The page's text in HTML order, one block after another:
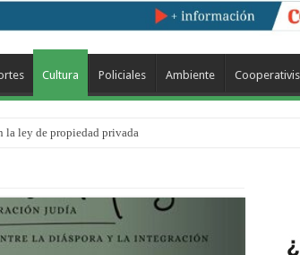
Cultura Policiales Ambiente
la ley de propiedad privada
niñas y adolescentes que esperan una familia tiene